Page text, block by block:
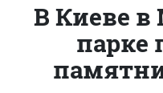
В Киеве
парке